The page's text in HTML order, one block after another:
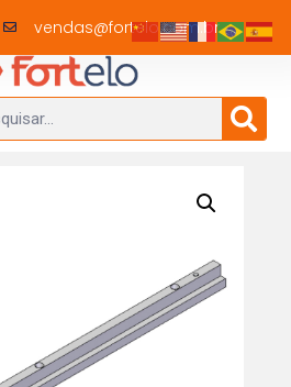
vendas@fortelo.com.br